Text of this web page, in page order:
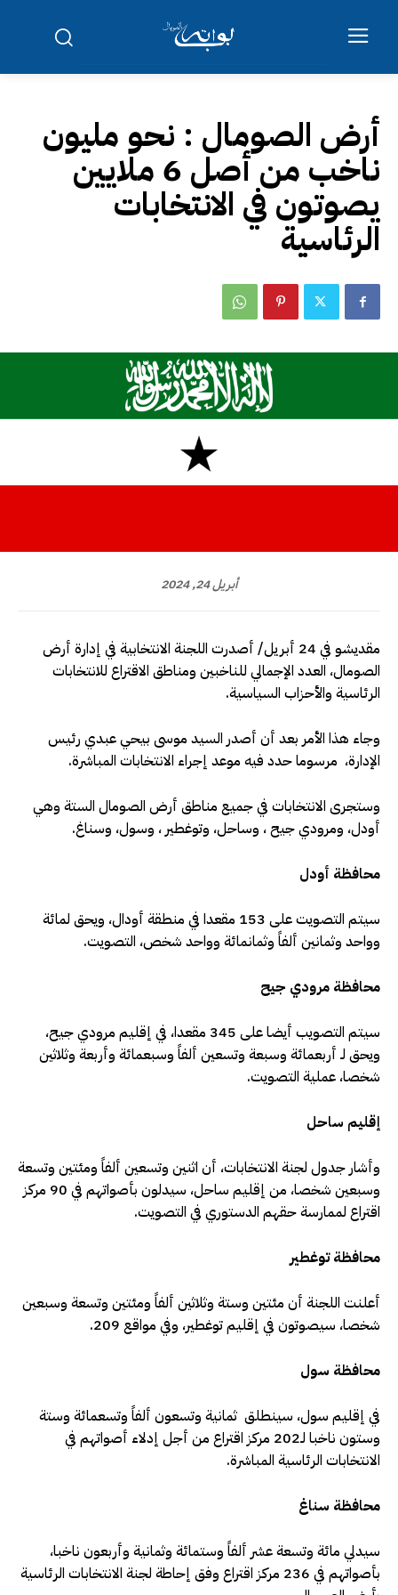
أرض الصومال : نحو مليون
ناخب من أصل 6 ملايين
يصوتون في الانتخابات
الرئاسية
أبريل 24, 2024
مقديشو في 24 أبريل/ أصدرت اللجنة الانتخابية في إدارة أرض
الصومال، العدد الإجمالي للناخبين ومناطق الاقتراع للانتخابات
الرئاسية والأحزاب السياسية.
وجاء هذا الأمر بعد أن أصدر السيد موسى بيحي عبدي رئيس
الإدارة، مرسوما حدد فيه موعد إجراء الانتخابات المباشرة.
وستجرى الانتخابات في جميع مناطق أرض الصومال الستة وهي
أودل، ومرودي جيح ، وساحل، وتوغطير ، وسول، وسناغ.
محافظة أودل
سيتم التصويت على 153 مقعدا في منطقة أودال، ويحق لمائة
وواحد وثمانين ألفاً وثمانمائة وواحد شخص، التصويت.
محافظة مرودي جيح
سيتم التصويب أيضا على 345 مقعدا، في إقليم مرودي جيح،
ويحق لـ أربعمائة وسبعة وتسعين ألفاً وسبعمائة وأربعة وثلاثين
شخصا، عملية التصويت.
إقليم ساحل
وأشار جدول لجنة الانتخابات، أن اثنين وتسعين ألفاً ومئتين وتسعة
وسبعين شخصا، من إقليم ساحل، سيدلون بأصواتهم في 90 مركز
اقتراع لممارسة حقهم الدستوري في التصويت.
محافظة توغطير
أعلنت اللجنة أن مئتين وستة وثلاثين ألفاً ومئتين وتسعة وسبعين
شخصا، سيصوتون في إقليم توغطير، وفي مواقع 209.
محافظة سول
في إقليم سول، سينطلق ثمانية وتسعون ألفاً وتسعمائة وستة
وستون ناخبا لـ202 مركز اقتراع من أجل إدلاء أصواتهم في
الانتخابات الرئاسية المباشرة.
محافظة سناغ
سيدلي مائة وتسعة عشر ألفاً وستمائة وثمانية وأربعون ناخبا،
بأصواتهم في 236 مركز اقتراع وفق إحاطة لجنة الانتخابات الرئاسية